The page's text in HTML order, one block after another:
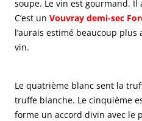
soupe. Le vin est gourmand.
C’est un Vouvray demi-sec
l’aurais estimé beaucoup plus
vin.
Le quatrième blanc sent la
truffe blanche. Le cinquième
forme un accord divin avec le